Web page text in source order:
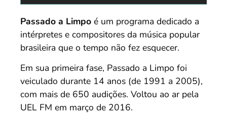
Passado a Limpo é um programa dedicado a
intérpretes e compositores da música popular
brasileira que o tempo não fez esquecer.
Em sua primeira fase, Passado a Limpo foi
veiculado durante 14 anos (de 1991 a 2005),
com mais de 650 audições. Voltou ao ar pela
UEL FM em março de 2016.